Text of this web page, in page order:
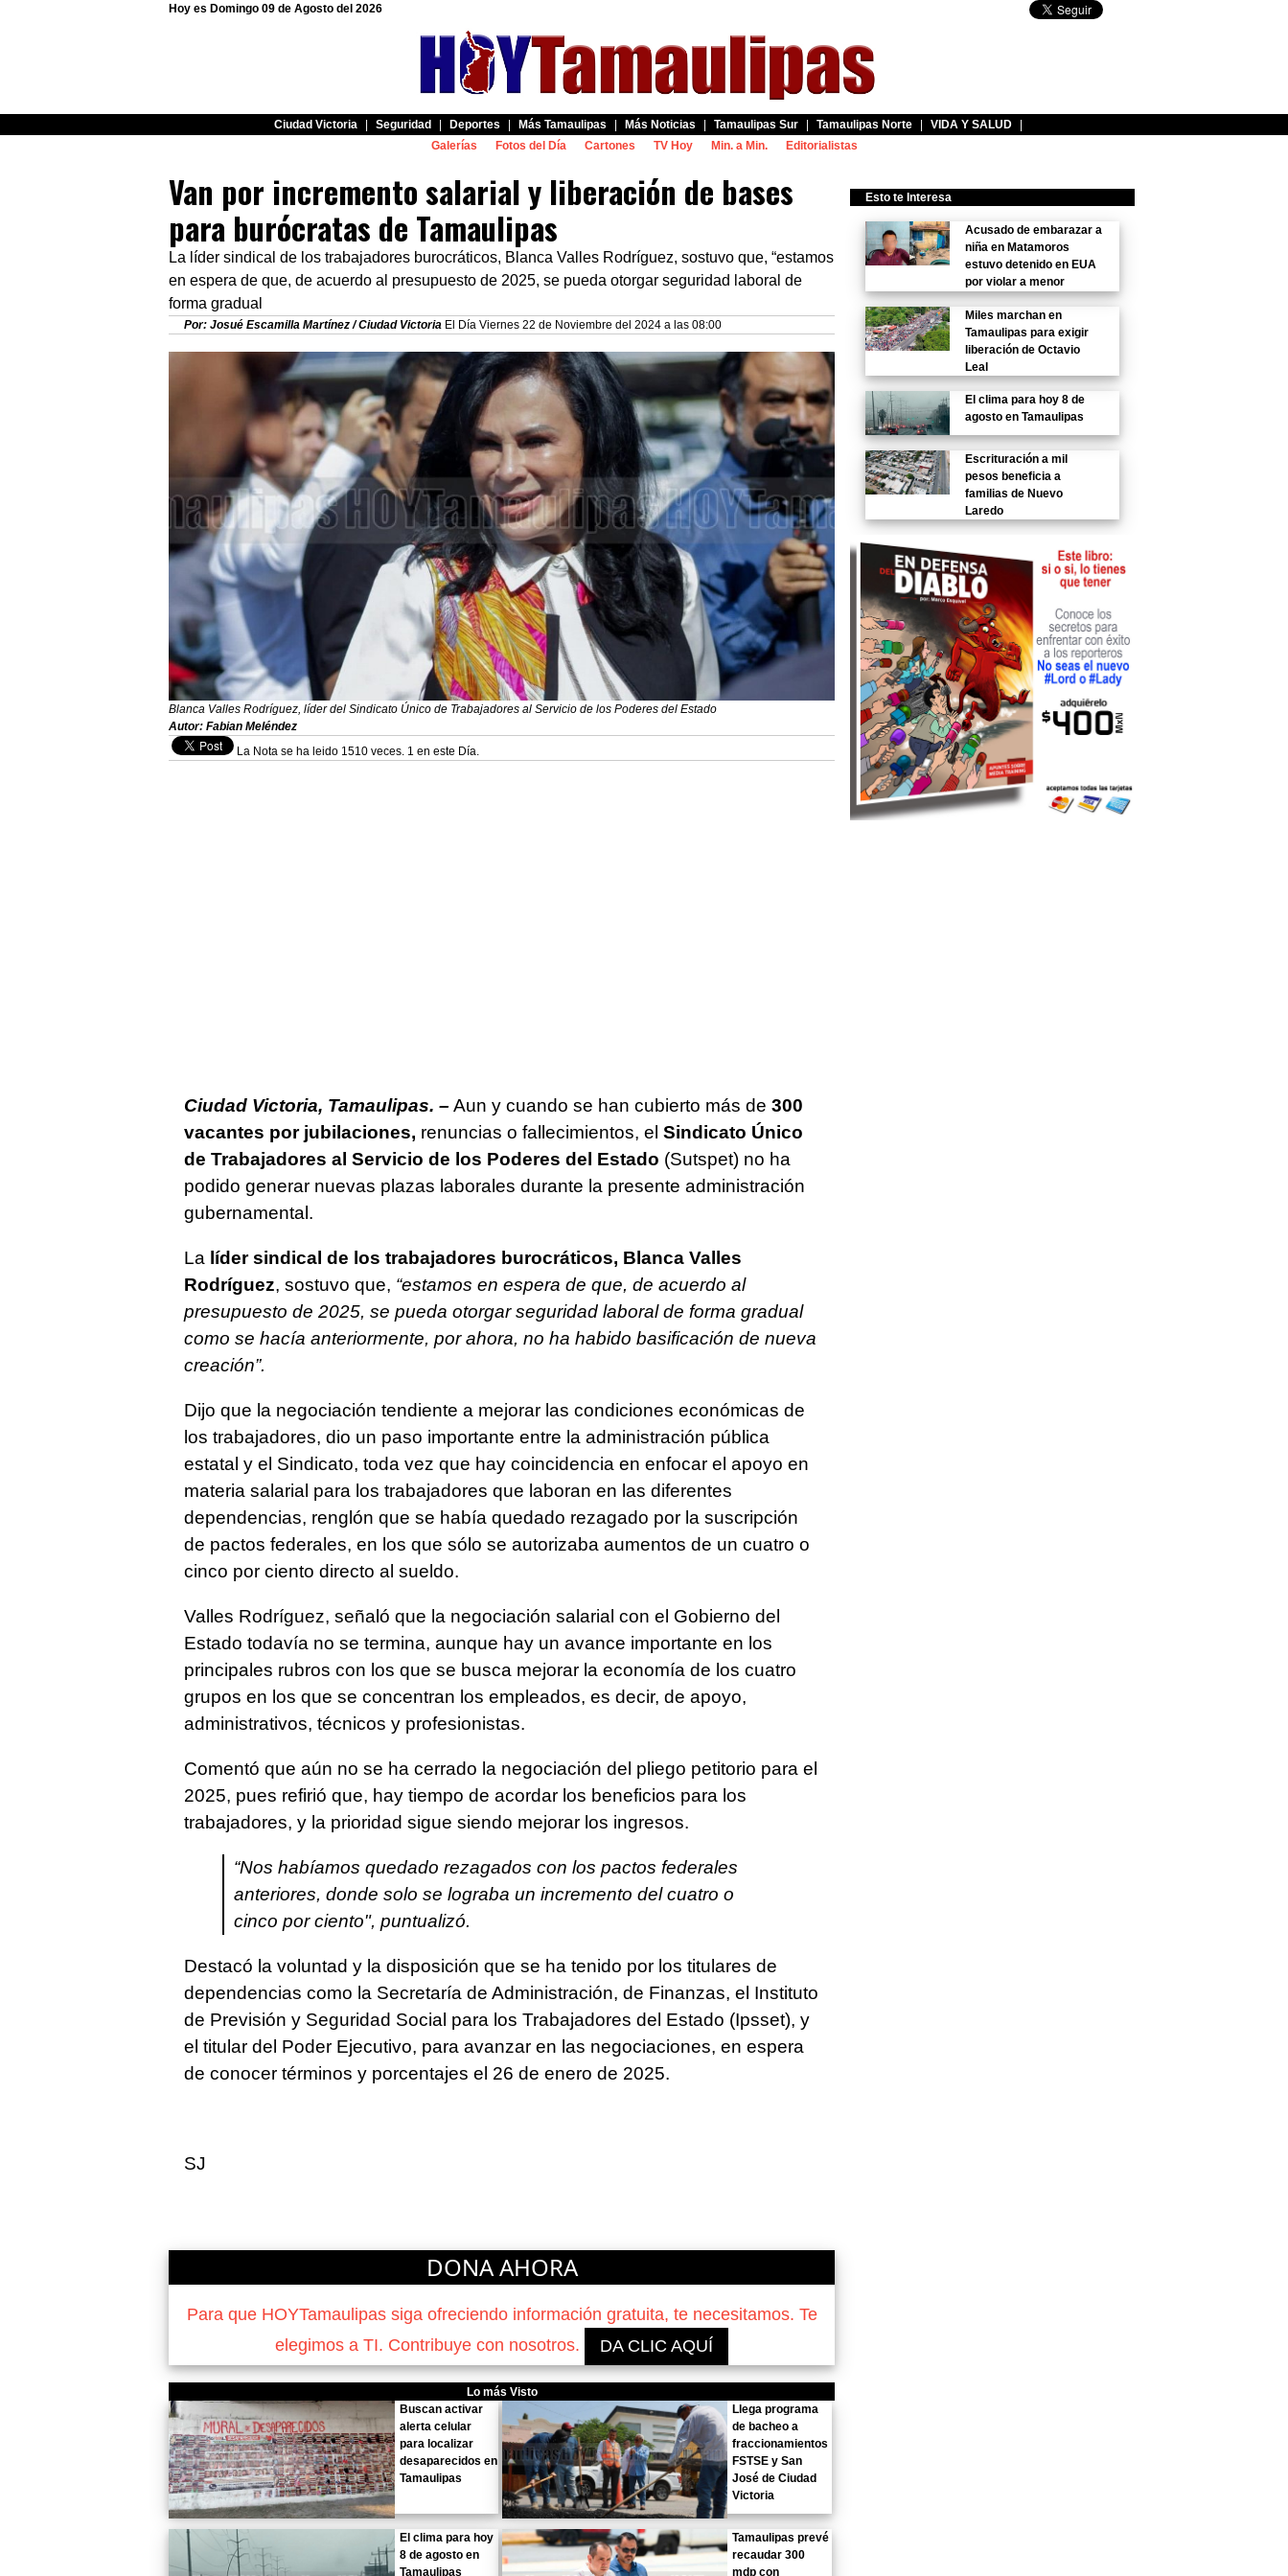
Hoy es Domingo 09 de Agosto del 2026
Ciudad Victoria Seguridad Deportes Más Tamaulipas Más Noticias Tamaulipas Sur Tamaulipas Norte VIDA Y SALUD
Galerías
Fotos del Día Cartones TV Hoy Min. a Min. Editorialistas
Van por incremento salarial y liberación de bases
para burócratas de Tamaulipas
La líder sindical de los trabajadores burocráticos, Blanca Valles Rodríguez, sostuvo que, “estamos
en espera de que, de acuerdo al presupuesto de 2025, se pueda otorgar seguridad laboral de
forma gradual
Por: Josué Escamilla Martínez / Ciudad Victoria El Día Viernes 22 de Noviembre del 2024 a las 08:00
Blanca Valles Rodríguez, líder del Sindicato Único de Trabajadores al Servicio de los Poderes del Estado
Autor: Fabian Meléndez
La Nota se ha leido 1510 veces. 1 en este Día.
Ciudad Victoria, Tamaulipas. – Aun y cuando se han cubierto más de 300
vacantes por jubilaciones, renuncias o fallecimientos, el Sindicato Único
de Trabajadores al Servicio de los Poderes del Estado (Sutspet) no ha
podido generar nuevas plazas laborales durante la presente administración
gubernamental.
La líder sindical de los trabajadores burocráticos, Blanca Valles
Rodríguez, sostuvo que, “estamos en espera de que, de acuerdo al
presupuesto de 2025, se pueda otorgar seguridad laboral de forma gradual
como se hacía anteriormente, por ahora, no ha habido basificación de nueva
creación”.
Dijo que la negociación tendiente a mejorar las condiciones económicas de
los trabajadores, dio un paso importante entre la administración pública
estatal y el Sindicato, toda vez que hay coincidencia en enfocar el apoyo en
materia salarial para los trabajadores que laboran en las diferentes
dependencias, renglón que se había quedado rezagado por la suscripción
de pactos federales, en los que sólo se autorizaba aumentos de un cuatro o
cinco por ciento directo al sueldo.
Valles Rodríguez, señaló que la negociación salarial con el Gobierno del
Estado todavía no se termina, aunque hay un avance importante en los
principales rubros con los que se busca mejorar la economía de los cuatro
grupos en los que se concentran los empleados, es decir, de apoyo,
administrativos, técnicos y profesionistas.
Comentó que aún no se ha cerrado la negociación del pliego petitorio para el
2025, pues refirió que, hay tiempo de acordar los beneficios para los
trabajadores, y la prioridad sigue siendo mejorar los ingresos.
“Nos habíamos quedado rezagados con los pactos federales
anteriores, donde solo se lograba un incremento del cuatro o
cinco por ciento", puntualizó.
Destacó la voluntad y la disposición que se ha tenido por los titulares de
dependencias como la Secretaría de Administración, de Finanzas, el Instituto
de Previsión y Seguridad Social para los Trabajadores del Estado (Ipsset), y
el titular del Poder Ejecutivo, para avanzar en las negociaciones, en espera
de conocer términos y porcentajes el 26 de enero de 2025.
SJ
DONA AHORA
Para que HOYTamaulipas siga ofreciendo información gratuita, te necesitamos. Te
elegimos a TI. Contribuye con nosotros.
DA CLIC AQUÍ
Lo más Visto
Buscan activar
alerta celular
para localizar
desaparecidos en
Tamaulipas
Llega programa
de bacheo a
fraccionamientos
FSTSE y San
José de Ciudad
Victoria
El clima para hoy
8 de agosto en
Tamaulipas
Tamaulipas prevé
recaudar 300
mdp con
Esto te Interesa
Acusado de embarazar a
niña en Matamoros
estuvo detenido en EUA
por violar a menor
Miles marchan en
Tamaulipas para exigir
liberación de Octavio
Leal
El clima para hoy 8 de
agosto en Tamaulipas
Escrituración a mil
pesos beneficia a
familias de Nuevo
Laredo